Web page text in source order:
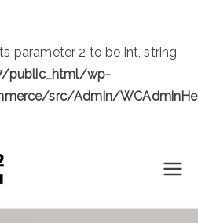
parameter 2 to be int, string
public_html/wp-
src/Admin/WCAdminHe